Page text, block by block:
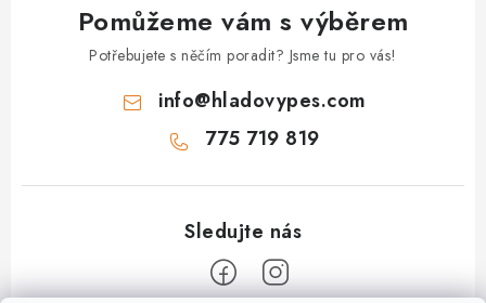
Pomůžeme vám s výběrem
Potřebujete s něčím poradit? Jsme tu pro vás!
info@hladovypes.com
775 719 819